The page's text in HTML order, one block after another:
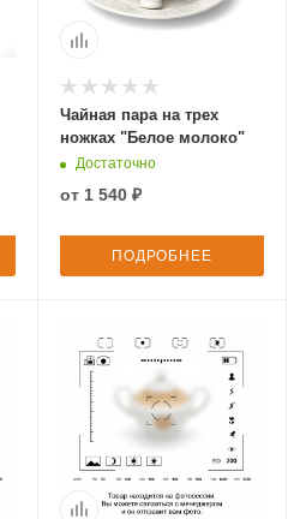
Чайная пара на трех
ножках "Белое молоко"
Достаточно
от 1 540 ₽
ПОДРОБНЕЕ